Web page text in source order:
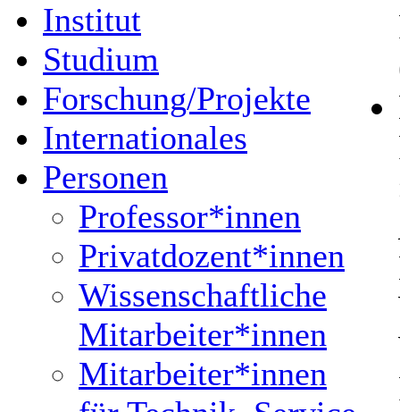
Institut
Studium
Forschung/Projekte
Internationales
Personen
Professor*innen
Privatdozent*innen
Wissenschaftliche
Mitarbeiter*innen
Mitarbeiter*innen